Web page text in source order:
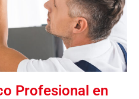
Profesional en